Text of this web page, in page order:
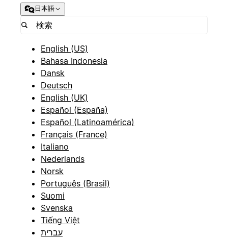
日本語
English (US)
Bahasa Indonesia
Dansk
Deutsch
English (UK)
Español (España)
Español (Latinoamérica)
Français (France)
Italiano
Nederlands
Norsk
Português (Brasil)
Suomi
Svenska
Tiếng Việt
עברית